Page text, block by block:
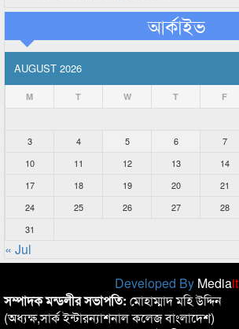
আর্কাইভ
AUGUST 2026
M T W T F
3
4 5 6 7
10
11 12 13 14
17
18 19 20 21
24
25 26 27 28
31
« Jul
Developed By Mediait
সম্পাদক মন্ডলীর সভাপতি: মোহাম্মাদ মহি উদ্দিন
(অধ্যক্ষ,সার্ক ইন্টারন্যাশনাল কলেজ বাংলাদেশ)